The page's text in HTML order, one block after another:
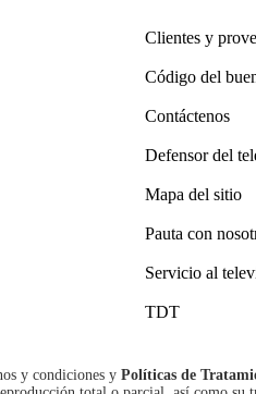
Clientes y
Código del
Contáctenos
Defensor del
Mapa del sitio
Pauta con
Servicio al
TDT
y condiciones y Políticas de